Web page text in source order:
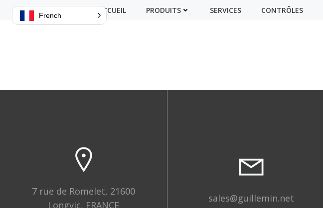
ACCUEIL PRODUITS SERVICES CONTRÔLES
7 rue de Romelet, 21600
Longvic, FRANCE
sales@guillemin.net
French